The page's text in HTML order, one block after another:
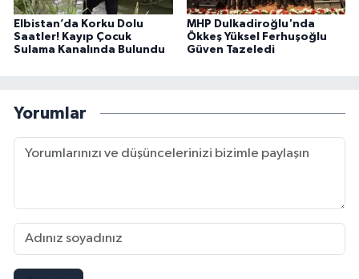
Elbistan’da Korku Dolu
Saatler! Kayıp Çocuk
Sulama Kanalında Bulundu
MHP Dulkadiroğlu'nda
Ökkeş Yüksel Ferhuşoğlu
Güven Tazeledi
Yorumlar